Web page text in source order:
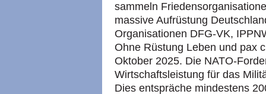
sammeln
massive Aufrüstung
Organisationen DFG-VK,
Ohne Rüstung Leben und pax
Oktober 2025. Die NATO-
Wirtschaftsleistung für das
Dies entspräche mindestens